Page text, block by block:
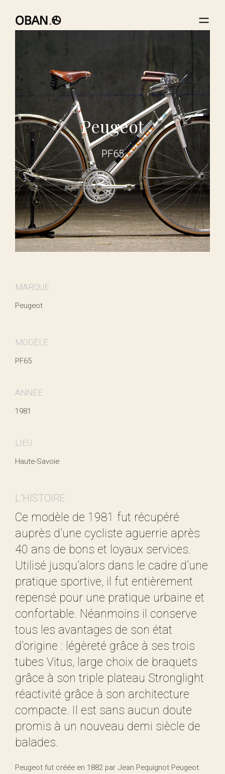
Peugeot
PF65
MARQUE
Peugeot
MODÈLE
PF65
ANNÉE
1981
LIEU
Haute-Savoie
L’HISTOIRE
Ce modèle de 1981 fut récupéré
auprès d’une cycliste aguerrie après
40 ans de bons et loyaux services.
Utilisé jusqu’alors dans le cadre d’une
pratique sportive, il fut entièrement
repensé pour une pratique urbaine et
confortable. Néanmoins il conserve
tous les avantages de son état
d’origine : légèreté grâce à ses trois
tubes Vitus, large choix de braquets
grâce à son triple plateau Stronglight
réactivité grâce à son architecture
compacte. Il est sans aucun doute
promis à un nouveau demi siècle de
balades.
Peugeot fut créée en 1882 par Jean Pequignot Peugeot.